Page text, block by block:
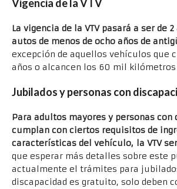
Vigencia de la VTV
La vigencia de la VTV pasará a ser de
autos de menos de ocho años de
excepción de aquellos vehículos que
años o alcancen los 60 mil kilómetros
Jubilados y personas con
Para adultos mayores y personas con
cumplan con ciertos requisitos de
características del vehículo, la VTV
que esperar más detalles sobre este
actualmente el trámites para
discapacidad es gratuito, solo deben